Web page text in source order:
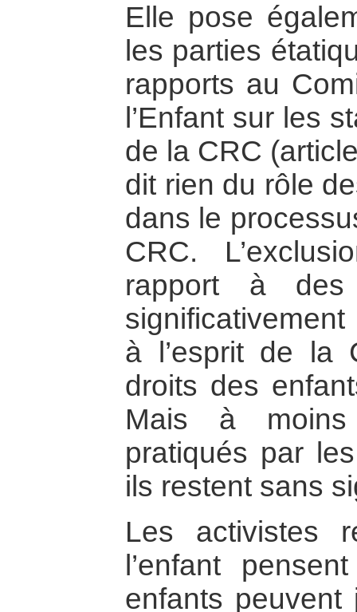
Elle pose
les parties
rapports au
l’Enfant sur les
de la CRC
dit rien du rôle
dans le
CRC.
rapport à
à l’esprit de la
droits des
Mais à
pratiqués par
ils restent sans
Les activistes
l’enfant
enfants